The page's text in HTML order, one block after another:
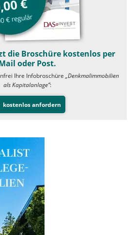
die Broschüre kostenlos per
oder Post.
Ihre Infobroschüre „Denkmalimmobilien
als Kapitalanlage”:
kostenlos anfordern